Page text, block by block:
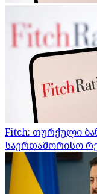
Fitch: თურქული
საერთაშორისო